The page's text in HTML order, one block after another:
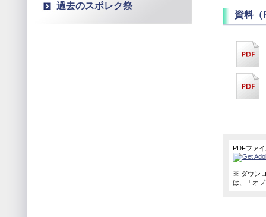
資料（
PDFファ
※ ダウン
は、「オ
過去のスポレク祭